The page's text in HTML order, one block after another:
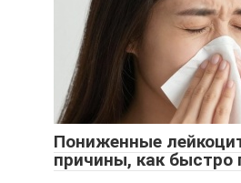
Пониженные
причины, как быстро